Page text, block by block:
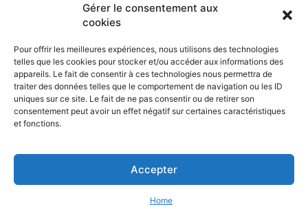
Gérer le consentement aux
cookies
Pour offrir les meilleures expériences, nous utilisons des technologies
telles que les cookies pour stocker et/ou accéder aux informations des
appareils. Le fait de consentir à ces technologies nous permettra de
traiter des données telles que le comportement de navigation ou les ID
uniques sur ce site. Le fait de ne pas consentir ou de retirer son
consentement peut avoir un effet négatif sur certaines caractéristiques
et fonctions.
Accepter
Home
SUIVEZ NOUS
Accueil Economie Entreprises Entrepreneur Afrique
HIGH-TECH Auto-Moto
© Challenges.tn By AAKOM.DIGITAL